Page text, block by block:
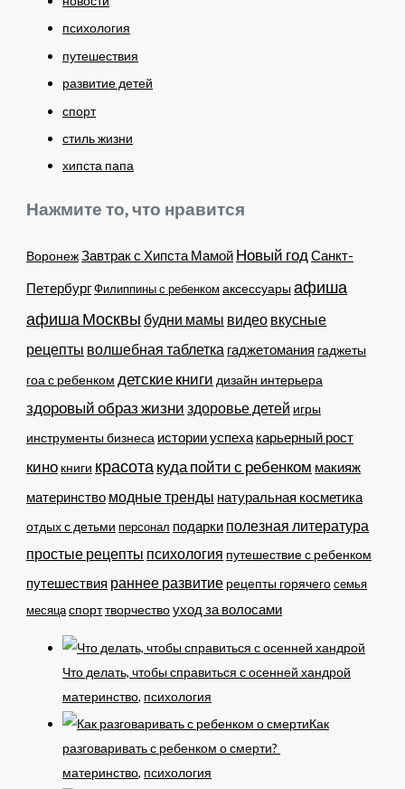
психология
путешествия
развитие детей
спорт
стиль жизни
хипста папа
Нажмите то, что нравится
ВоронежЗавтрак с Хипста Мамой Новый годСанкт-
ПетербургФилиппины с ребенком аксессуарыафиша
афиша Москвы будни мамы видео вкусные
рецепты волшебная таблетка гаджетомания гаджеты
гоа с ребенком детские книги дизайн интерьера
здоровый образ жизни здоровье детей игры
инструменты бизнеса истории успеха карьерный рост
кино книги красотакуда пойти с ребенком макияж
материнство модные тренды натуральная косметика
отдых с детьми персонал подарки полезная литература
простые рецепты психология путешествие с ребенком
путешествия раннее развитие рецепты горячегосемья
месяцаспорттворчествоуход за волосами
Что делать, чтобы справиться с осенней хандрой
материнство, психология
Как
разговаривать с ребенком о смерти?
материнство, психология